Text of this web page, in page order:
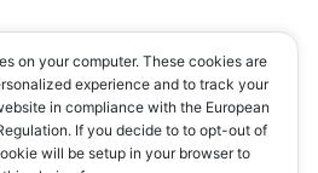
on your computer. These cookies are
experience and to track your
in compliance with the European
If you decide to to opt-out of
will be setup in your browser to